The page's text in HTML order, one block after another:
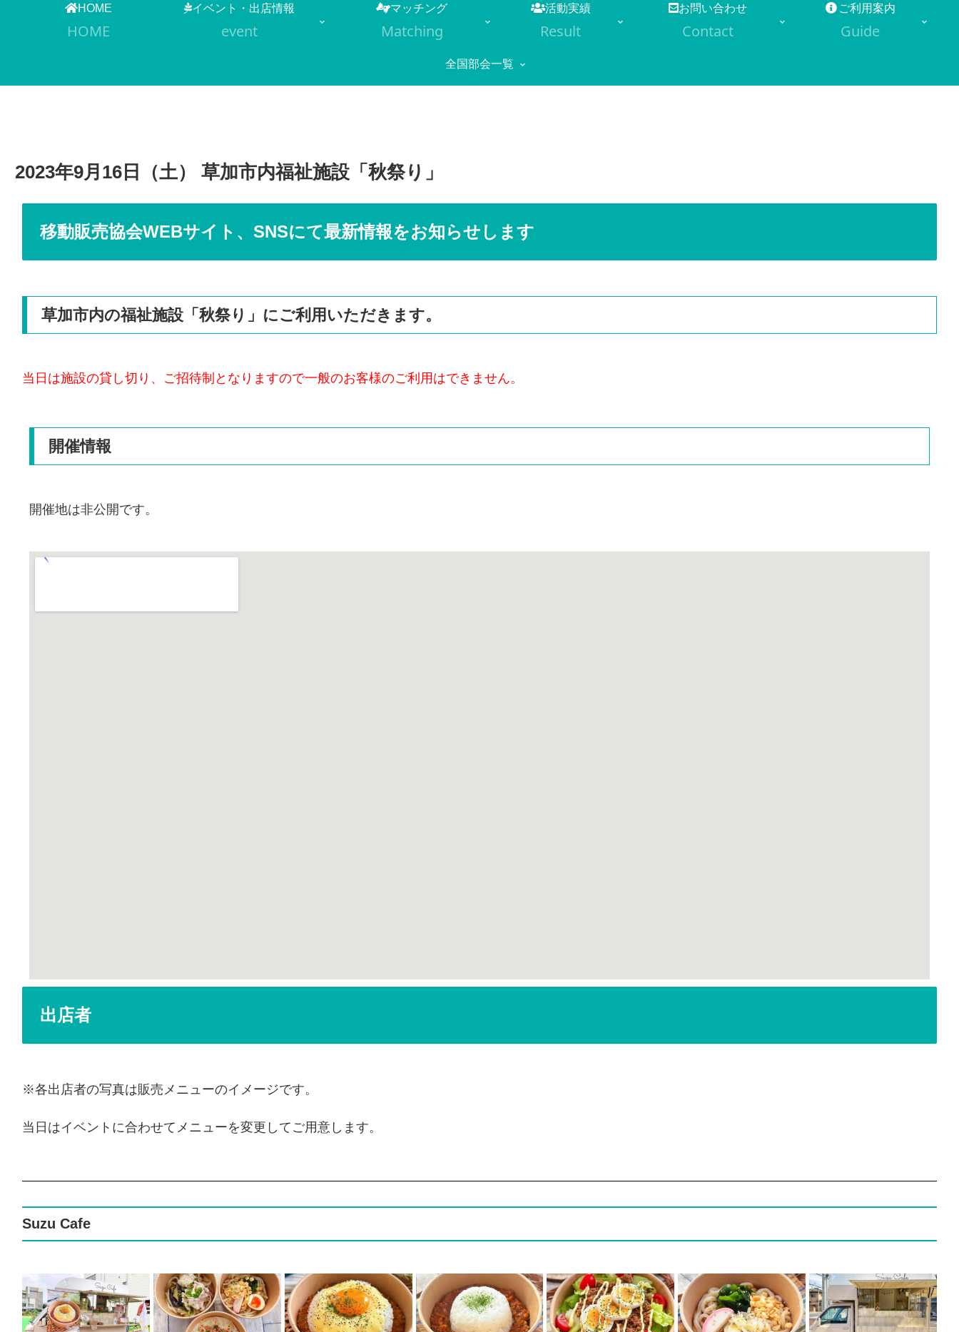
HOME
HOME
イベント・出店情報
event
マッチング
Matching
活動実績
Result
お問い合わせ
Contact
ご利用案内
Guide
全国部会一覧
2023年9月16日（土） 草加市内福祉施設「秋祭り」
移動販売協会WEBサイト、SNSにて最新情報をお知らせします
草加市内の福祉施設「秋祭り」にご利用いただきます。
当日は施設の貸し切り、ご招待制となりますので一般のお客様のご利用はできません。
開催情報
開催地は非公開です。
出店者
※各出店者の写真は販売メニューのイメージです。
当日はイベントに合わせてメニューを変更してご用意します。
Suzu Cafe